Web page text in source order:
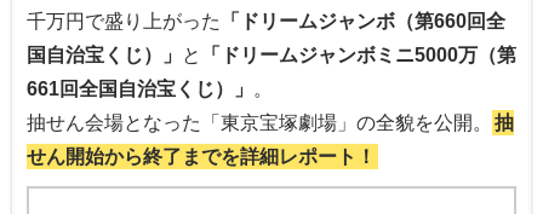
千万円で盛り上がった
「ドリームジャンボ（第660回全
国自治宝くじ）」
と
「ドリームジャンボミニ5000万（第
661回全国自治宝くじ）」
。
抽せん会場となった「東京宝塚劇場」の全貌を公開。
抽
せん開始から終了までを詳細レポート！